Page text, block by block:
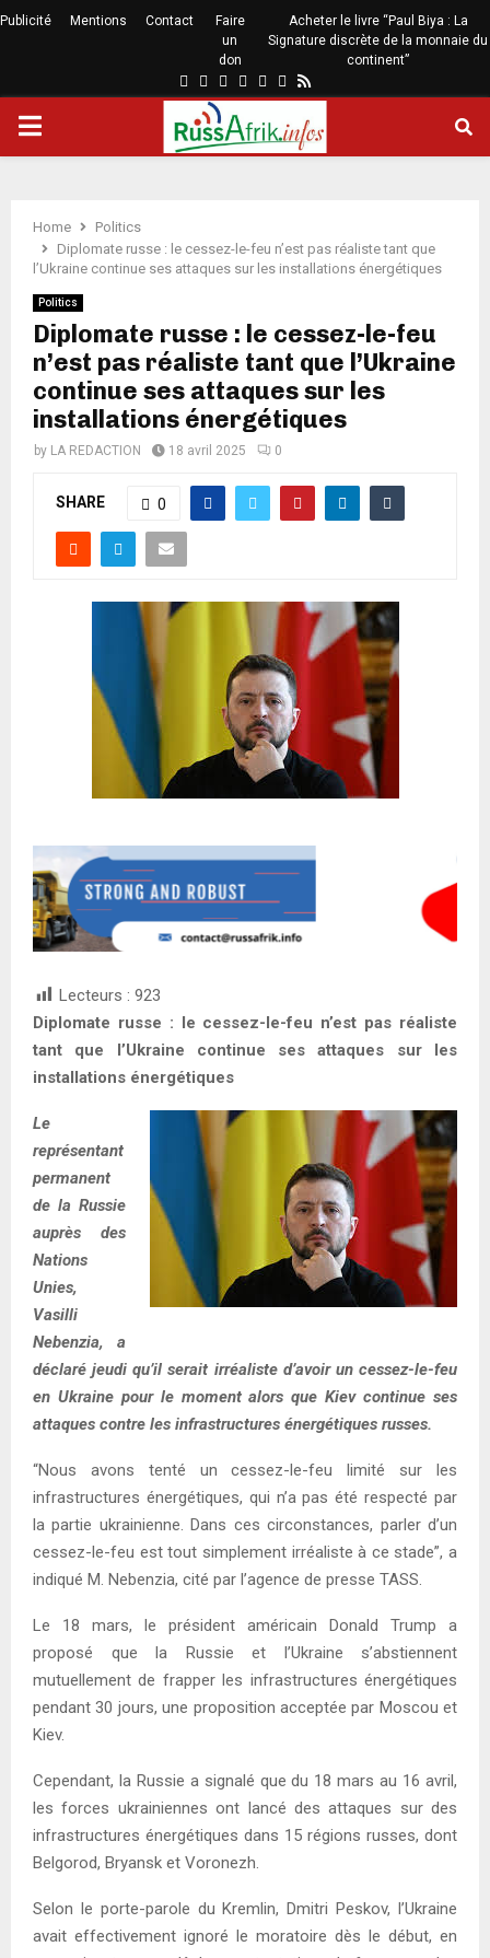
Publicité Mentions Contact
Faire
un
don
Acheter le livre “Paul Biya : La
Signature discrète de la monnaie du
continent”
Home
Politics
Diplomate russe : le cessez-le-feu n’est pas réaliste tant que
l’Ukraine continue ses attaques sur les installations énergétiques
Politics
Diplomate russe : le cessez-le-feu
n’est pas réaliste tant que l’Ukraine
continue ses attaques sur les
installations énergétiques
by LA REDACTION 18 avril 2025 0
SHARE 0
Lecteurs : 923
Diplomate russe : le cessez-le-feu n’est pas réaliste
tant que l’Ukraine continue ses attaques sur les
installations énergétiques
Le
représentant
permanent
de la Russie
auprès des
Nations
Unies,
Vasilli
Nebenzia, a
déclaré jeudi qu’il serait irréaliste d’avoir un cessez-le-feu
en Ukraine pour le moment alors que Kiev continue ses
attaques contre les infrastructures énergétiques russes.
“Nous avons tenté un cessez-le-feu limité sur les
infrastructures énergétiques, qui n’a pas été respecté par
la partie ukrainienne. Dans ces circonstances, parler d’un
cessez-le-feu est tout simplement irréaliste à ce stade”, a
indiqué M. Nebenzia, cité par l’agence de presse TASS.
Le 18 mars, le président américain Donald Trump a
proposé que la Russie et l’Ukraine s’abstiennent
mutuellement de frapper les infrastructures énergétiques
pendant 30 jours, une proposition acceptée par Moscou et
Kiev.
Cependant, la Russie a signalé que du 18 mars au 16 avril,
les forces ukrainiennes ont lancé des attaques sur des
infrastructures énergétiques dans 15 régions russes, dont
Belgorod, Bryansk et Voronezh.
Selon le porte-parole du Kremlin, Dmitri Peskov, l’Ukraine
avait effectivement ignoré le moratoire dès le début, en